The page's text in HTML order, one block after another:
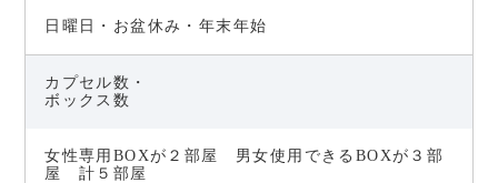
日曜日・お盆休み・年末年始
カプセル数・
ボックス数
女性専用BOXが２部屋 男女使用できるBOXが３部
屋 計５部屋